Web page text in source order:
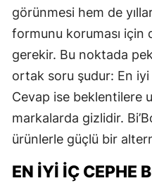
görünmesi hem de
formunu koruması için
gerekir. Bu noktada
ortak soru şudur: En
Cevap ise beklentilere
markalarda gizlidir.
ürünlerle güçlü bir
EN İYI İÇ CEPHE